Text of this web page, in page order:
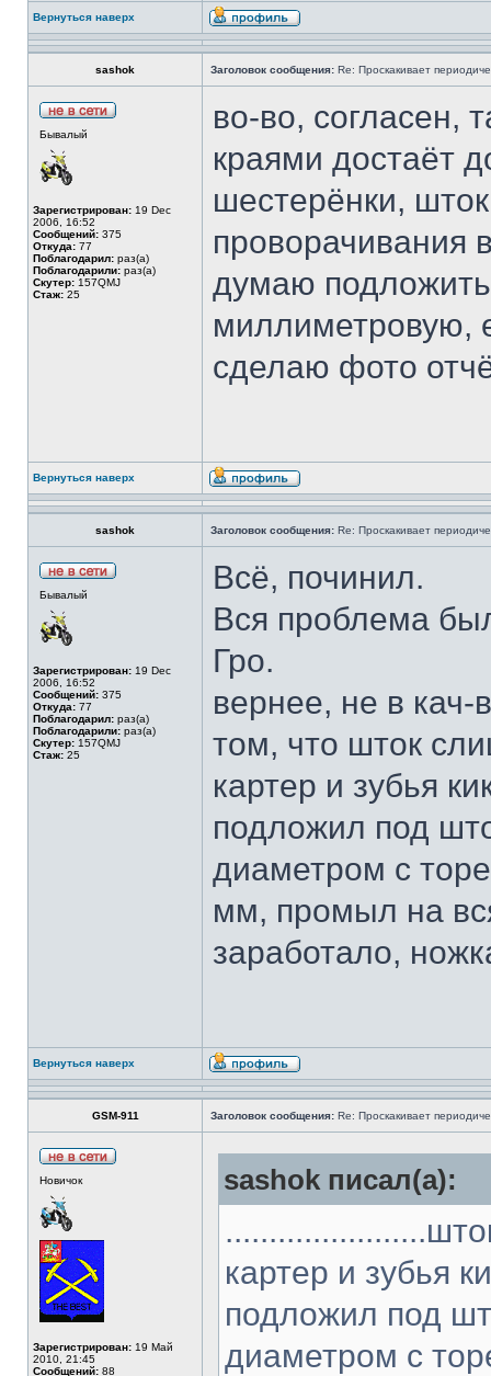
Вернуться наверх
sashok Заголовок сообщения: Re: Проскакивает
Бывалый
Зарегистрирован: 19 Dec
2006, 16:52
Сообщений: 375
Откуда: 77
Поблагодарил: раз(а)
Поблагодарили: раз(а)
Скутер: 157QMJ
Стаж: 25
во-во, согласен,
краями достаёт
шестерёнки,
проворачивания
думаю
миллиметровую,
сделаю фото
Вернуться наверх
sashok Заголовок сообщения: Re: Проскакивает
Бывалый
Зарегистрирован: 19 Dec
2006, 16:52
Сообщений: 375
Откуда: 77
Поблагодарил: раз(а)
Поблагодарили: раз(а)
Скутер: 157QMJ
Стаж: 25
Всё, починил.
Вся проблема
Гро.
вернее, не в кач-
том, что шток
картер и зубья
подложил под
диаметром с
мм, промыл на
заработало,
Вернуться наверх
GSM-911 Заголовок сообщения: Re: Проскакивает
Новичок
Зарегистрирован: 19 Май
2010, 21:45
Сообщений: 88
sashok писал(а):
картер и зубья
подложил под
диаметром с